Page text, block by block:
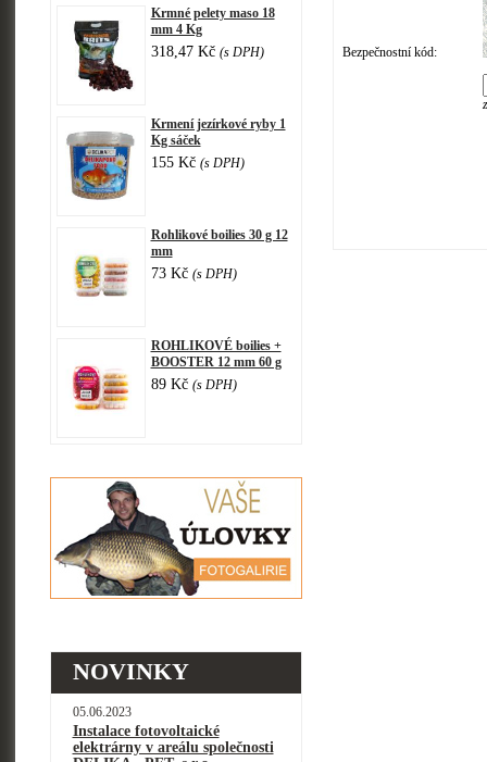
Krmné pelety maso 18
mm 4 Kg
318,47 Kč (s DPH)
Krmení jezírkové ryby 1
Kg sáček
155 Kč (s DPH)
Rohlikové boilies 30 g 12
mm
73 Kč (s DPH)
ROHLIKOVÉ boilies +
BOOSTER 12 mm 60 g
89 Kč (s DPH)
NOVINKY
05.06.2023
Instalace fotovoltaické
elektrárny v areálu společnosti
Bezpečnostní kód: